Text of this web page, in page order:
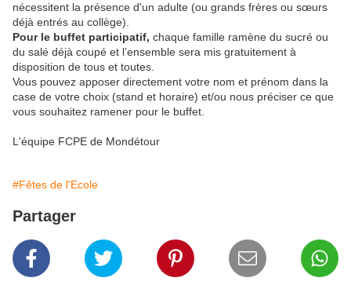
nécessitent la présence d'un adulte (ou grands frères ou sœurs
déjà entrés au collège).
Pour le buffet participatif, chaque famille ramène du sucré ou
du salé déjà coupé et l’ensemble sera mis gratuitement à
disposition de tous et toutes.
Vous pouvez apposer directement votre nom et prénom dans la
case de votre choix (stand et horaire) et/ou nous préciser ce que
vous souhaitez ramener pour le buffet.
L'équipe FCPE de Mondétour
#Fêtes de l'Ecole
Partager